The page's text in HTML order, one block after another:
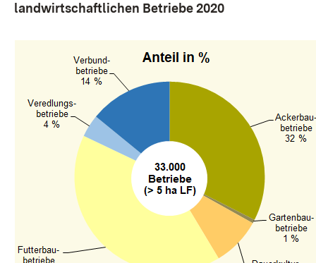
landwirtschaftlichen Betriebe 2020